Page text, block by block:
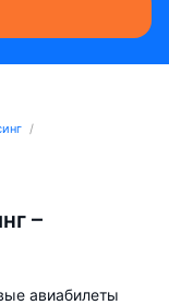
–
авиабилеты